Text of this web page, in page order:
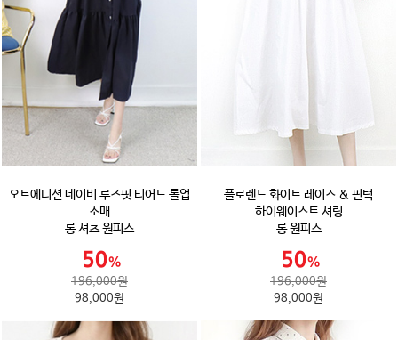
오트에디션 네이비 루즈핏 티어드 롤업
소매
롱 셔츠 원피스
196,000원
98,000원
플로렌느 화이트 레이스 & 핀턱
하이웨이스트 셔링
롱 원피스
196,000원
98,000원